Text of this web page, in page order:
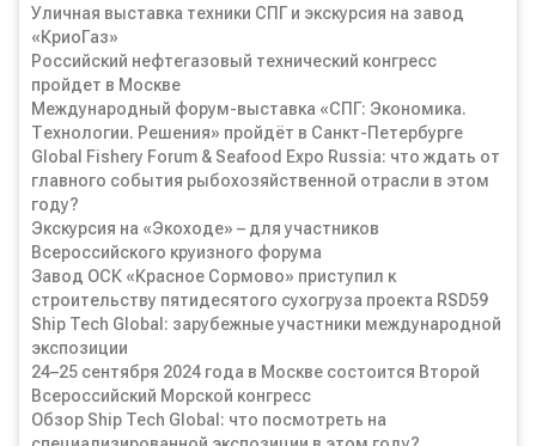
Уличная выставка техники СПГ и экскурсия на завод
«КриоГаз»
Российский нефтегазовый технический конгресс
пройдет в Москве
Международный форум-выставка «СПГ: Экономика.
Технологии. Решения» пройдёт в Санкт-Петербурге
Global Fishery Forum & Seafood Expo Russia: что ждать от
главного события рыбохозяйственной отрасли в этом
году?
Экскурсия на «Экоходе» – для участников
Всероссийского круизного форума
Завод ОСК «Красное Сормово» приступил к
строительству пятидесятого сухогруза проекта RSD59
Ship Tech Global: зарубежные участники международной
экспозиции
24–25 сентября 2024 года в Москве состоится Второй
Всероссийский Морской конгресс
Обзор Ship Tech Global: что посмотреть на